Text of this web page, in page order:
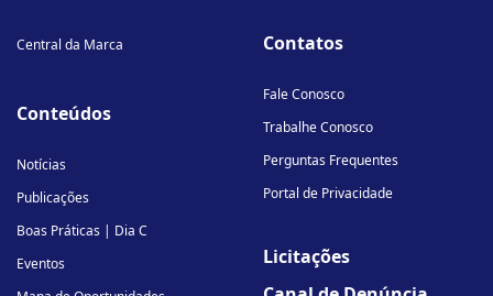
Central da Marca
Conteúdos
Notícias
Publicações
Boas Práticas | Dia C
Eventos
Contatos
Fale Conosco
Trabalhe Conosco
Perguntas Frequentes
Portal de Privacidade
Licitações